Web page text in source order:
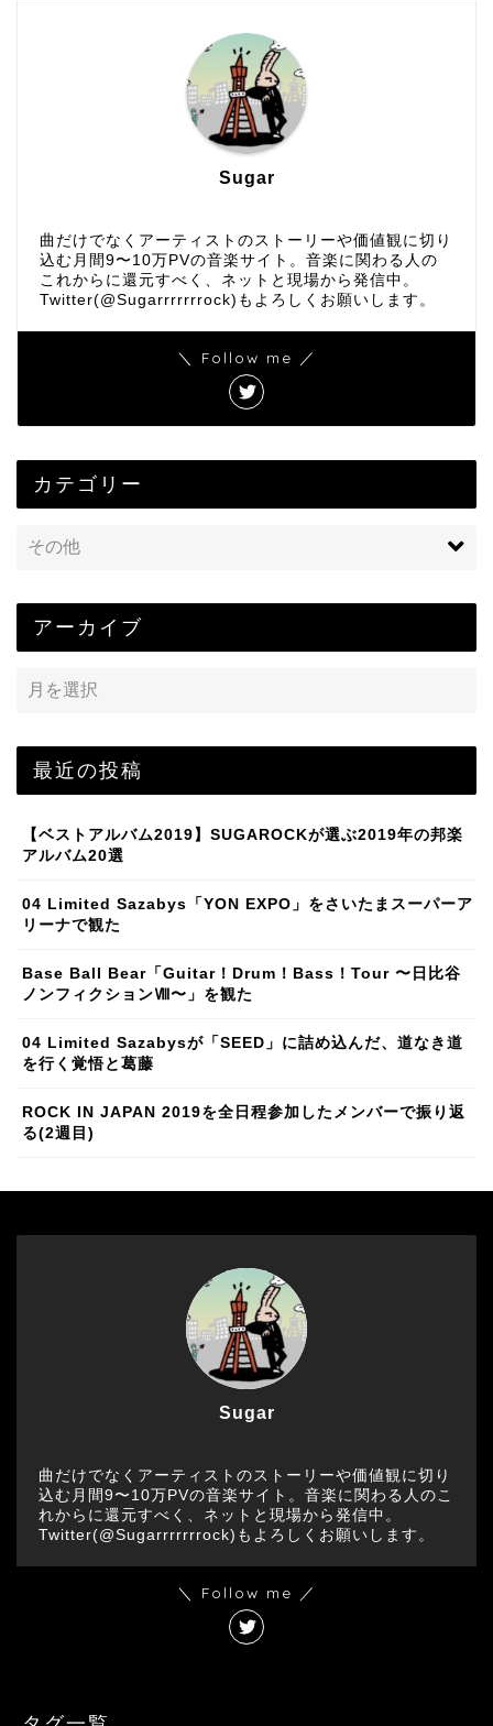
Sugar
曲だけでなくアーティストのストーリーや価値観に切り
込む月間9〜10万PVの音楽サイト。音楽に関わる人の
これからに還元すべく、ネットと現場から発信中。
Twitter(@Sugarrrrrrrock)もよろしくお願いします。
＼ Follow me ／
カテゴリー
アーカイブ
最近の投稿
【ベストアルバム2019】SUGAROCKが選ぶ2019年の邦楽
アルバム20選
04 Limited Sazabys「YON EXPO」をさいたまスーパーア
リーナで観た
Base Ball Bear「Guitar！Drum！Bass！Tour 〜日比谷
ノンフィクションⅧ〜」を観た
04 Limited Sazabysが「SEED」に詰め込んだ、道なき道
を行く覚悟と葛藤
ROCK IN JAPAN 2019を全日程参加したメンバーで振り返
る(2週目)
Sugar
曲だけでなくアーティストのストーリーや価値観に切り
込む月間9〜10万PVの音楽サイト。音楽に関わる人のこ
れからに還元すべく、ネットと現場から発信中。
Twitter(@Sugarrrrrrrock)もよろしくお願いします。
＼ Follow me ／